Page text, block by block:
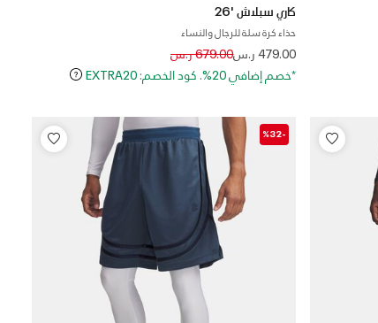
كاري سبلاش '26
حذاء كرة سلة للرجال والنساء
479.00 ر.سPrice reduced from
679.00 ر.سto
*خصم إضافي 20%. كود الخصم: EXTRA20
-%32